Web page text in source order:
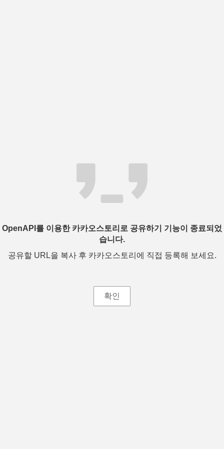
OpenAPI를 이용한 카카오스토리로 공유하기 기능이 종료되었
습니다.
공유할 URL을 복사 후 카카오스토리에 직접 등록해 보세요.
확인